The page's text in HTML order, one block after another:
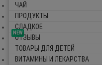
ЧАЙ
ПРОДУКТЫ
СЛАДКОЕ
NEW
ОТЗЫВЫ
ТОВАРЫ ДЛЯ ДЕТЕЙ
ВИТАМИНЫ И ЛЕКАРСТВА